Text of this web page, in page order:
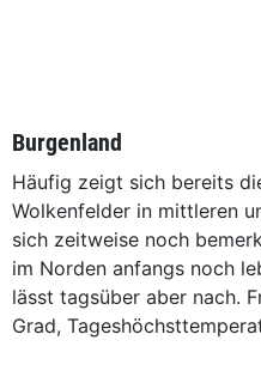
Burgenland
Häufig zeigt sich bereits
Wolkenfelder in mittleren
sich zeitweise noch
im Norden anfangs noch
lässt tagsüber aber nach.
Grad,